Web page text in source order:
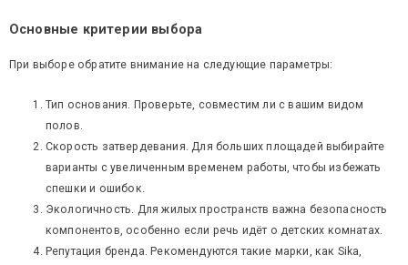
Основные критерии выбора
При выборе обратите внимание на следующие параметры:
Тип основания. Проверьте, совместим ли с вашим видом
полов.
Скорость затвердевания. Для больших площадей выбирайте
варианты с увеличенным временем работы, чтобы избежать
спешки и ошибок.
Экологичность. Для жилых пространств важна безопасность
компонентов, особенно если речь идёт о детских комнатах.
Репутация бренда. Рекомендуются такие марки, как Sika,